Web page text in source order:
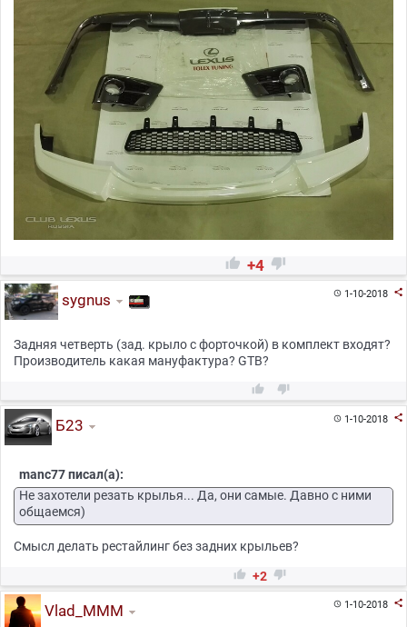
 +4 
1-10-2018 
sygnus
Задняя четверть (зад. крыло с форточкой) в комплект входят?
Производитель какая мануфактура? GTB?
 
1-10-2018 
Б23
manc77 писал(а):
Не захотели резать крылья... Да, они самые. Давно с ними
общаемся)
Смысл делать рестайлинг без задних крыльев?
 +2 
1-10-2018 
Vlad_MMM